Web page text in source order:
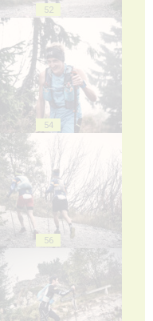
52
54
56